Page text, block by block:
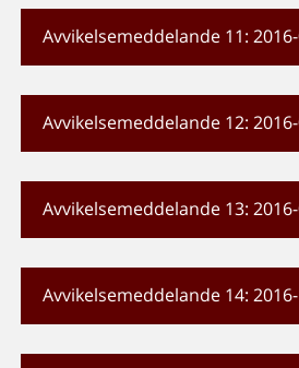
Avvikelsemeddelande 11:
Avvikelsemeddelande 12:
Avvikelsemeddelande 13:
Avvikelsemeddelande 14: